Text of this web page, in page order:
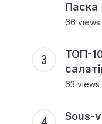
Паска
66 views
ТОП-
63 views
Sous-